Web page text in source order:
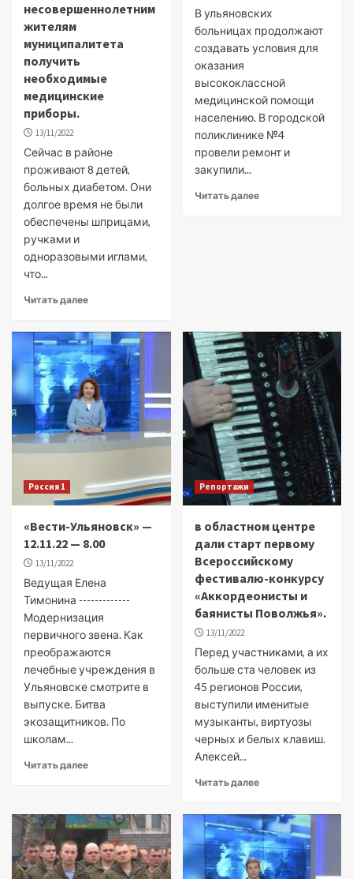
несовершеннолетним
жителям
муниципалитета
получить
необходимые
медицинские
приборы.
13/11/2022
Сейчас в районе
проживают 8 детей,
больных диабетом. Они
долгое время не были
обеспечены шприцами,
ручками и
одноразовыми иглами,
что...
Читать далее
В ульяновских
больницах продолжают
создавать условия для
оказания
высококлассной
медицинской помощи
населению. В городской
поликлинике №4
провели ремонт и
закупили...
Читать далее
Россия 1
«Вести-Ульяновск» —
12.11.22 — 8.00
13/11/2022
Ведущая Елена
Тимонина -------------
Модернизация
первичного звена. Как
преображаются
лечебные учреждения в
Ульяновске смотрите в
выпуске. Битва
экозащитников. По
школам...
Читать далее
Репортажи
в областном центре
дали старт первому
Всероссийскому
фестивалю-конкурсу
«Аккордеонисты и
баянисты Поволжья».
13/11/2022
Перед участниками, а их
больше ста человек из
45 регионов России,
выступили именитые
музыканты, виртуозы
черных и белых клавиш.
Алексей...
Читать далее